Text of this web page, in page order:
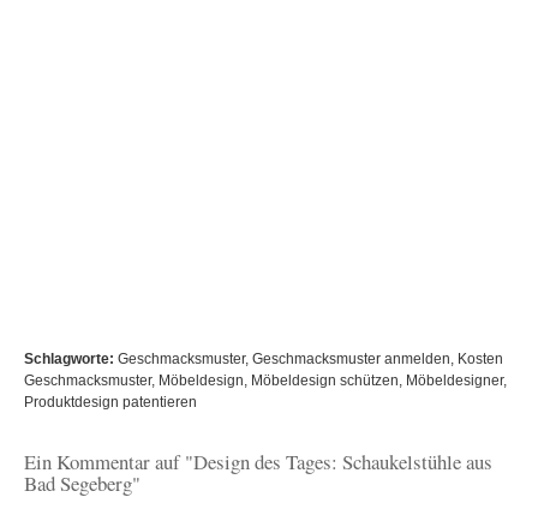
Schlagworte: Geschmacksmuster, Geschmacksmuster anmelden, Kosten
Geschmacksmuster, Möbeldesign, Möbeldesign schützen, Möbeldesigner,
Produktdesign patentieren
Ein Kommentar auf "Design des Tages: Schaukelstühle aus
Bad Segeberg"